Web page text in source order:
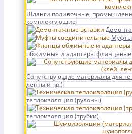
Шланги поливочные,
комплектующие
обжимные и адаптеры фланцевые
Сопутствующие материалы для
ленты и пр.)
теплоизоляция (рулоны)
теплоизоляция (трубки)